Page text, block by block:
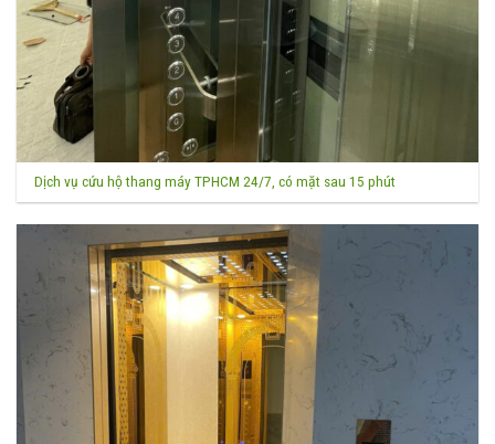
Dịch vụ cứu hộ thang máy TPHCM 24/7, có mặt sau 15 phút